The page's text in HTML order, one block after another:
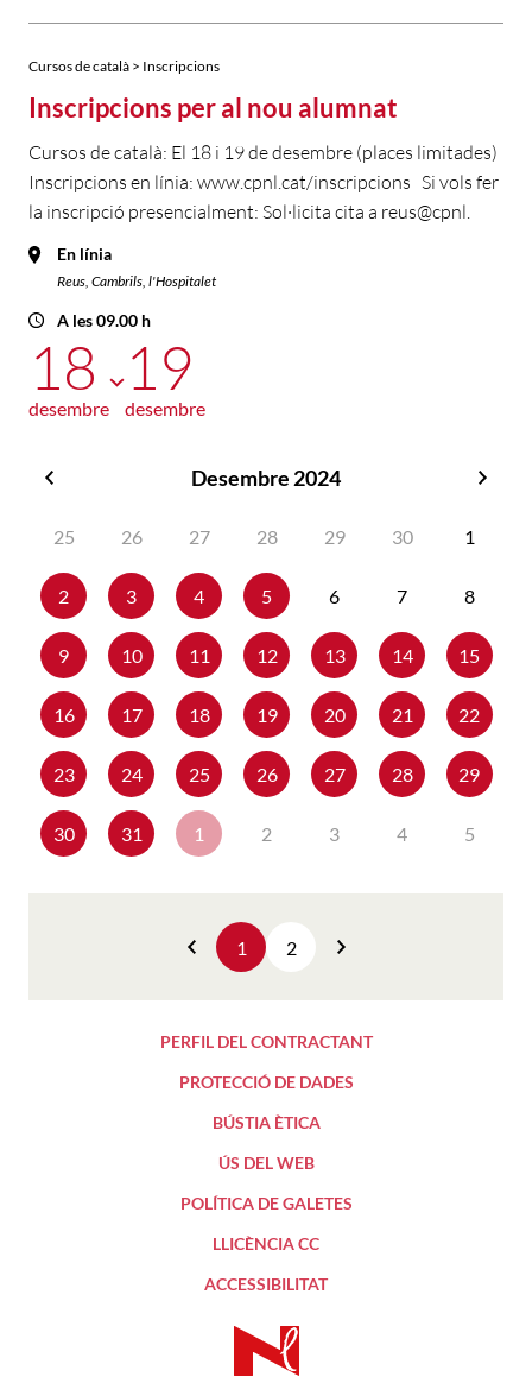
Cursos de català > Inscripcions
Inscripcions per al nou alumnat
Cursos de català: El 18 i 19 de desembre (places limitades)
Inscripcions en línia: www.cpnl.cat/inscripcions Si vols fer
la inscripció presencialment: Sol·licita cita a reus@cpnl.
En línia
Reus, Cambrils, l'Hospitalet
A les 09.00 h
18
desembre
19
desembre
Desembre 2024
25
26 27 28 29 30 1
2 3 4 5 6 7 8
9 10 11 12 13 14 15
16 17 18 19 20 21 22
23 24 25 26 27 28 29
30 31 1 2 3 4 5
Anterior
1 2
PERFIL DEL CONTRACTANT
PROTECCIÓ DE DADES
BÚSTIA ÈTICA
ÚS DEL WEB
POLÍTICA DE GALETES
LLICÈNCIA CC
ACCESSIBILITAT